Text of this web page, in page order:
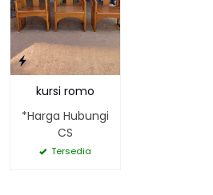
kursi romo
*Harga Hubungi
CS
Tersedia